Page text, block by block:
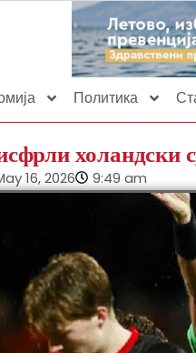
Политика
холандски
16, 2026 9:49 am